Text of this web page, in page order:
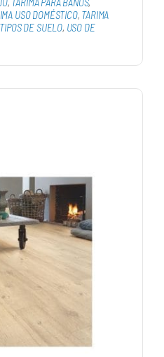
USO DOMÉSTICO, TARIMA
TIPOS DE SUELO, USO DE